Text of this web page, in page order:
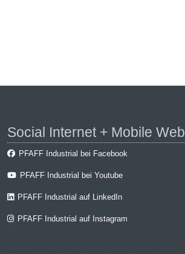
Social Internet + Mobile Web
PFAFF Industrial bei Facebook
PFAFF Industrial bei Youtube
PFAFF Industrial auf LinkedIn
PFAFF Industrial auf Instagram